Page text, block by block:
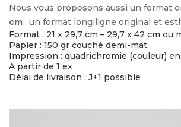
Nous vous proposons aussi un format
cm , un format longiligne original et
Format : 21 x 29,7 cm – 29,7 x 42 cm ou
Papier : 150 gr couché demi-mat
Impression : quadrichromie (couleur)
A partir de 1 ex
Délai de livraison : J+1 possible